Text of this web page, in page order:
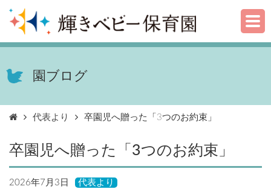
園ブログ
代表より 卒園児へ贈った「3つのお約束」
卒園児へ贈った「3つのお約束」
2026年7月3日 代表より